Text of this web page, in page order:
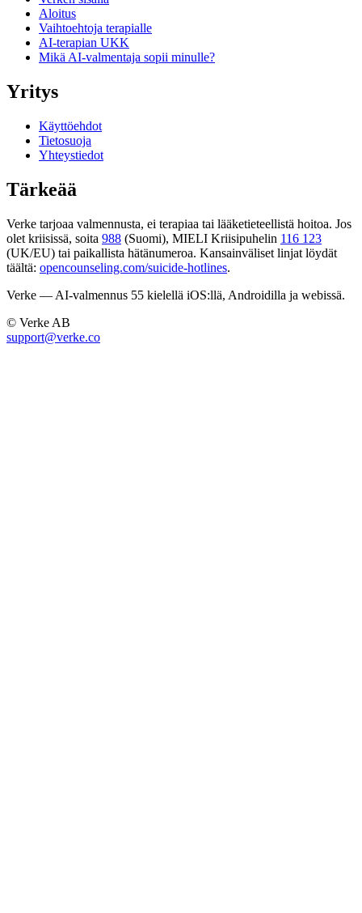
Aloitus
Vaihtoehtoja terapialle
AI-terapian UKK
Mikä AI-valmentaja sopii minulle?
Yritys
Käyttöehdot
Tietosuoja
Yhteystiedot
Tärkeää
Verke tarjoaa valmennusta, ei terapiaa tai lääketieteellistä hoitoa. Jos
olet kriisissä, soita 988 (Suomi), MIELI Kriisipuhelin 116 123
(UK/EU) tai paikallista hätänumeroa. Kansainväliset linjat löydät
täältä: opencounseling.com/suicide-hotlines.
Verke — AI-valmennus 55 kielellä iOS:llä, Androidilla ja webissä.
© Verke AB
support@verke.co